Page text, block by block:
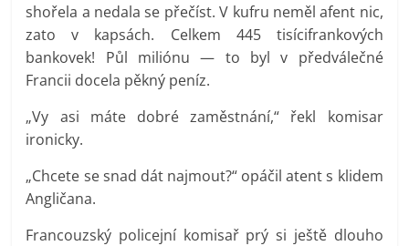
shořela a nedala se přečíst. V kufru neměl afent nic,
zato v kapsách. Celkem 445 tisícifrankových
bankovek! Půl miliónu — to byl v předválečné
Francii docela pěkný peníz.
„Vy asi máte dobré zaměstnání,“ řekl komisar
ironicky.
„Chcete se snad dát najmout?“ opáčil atent s klidem
Angličana.
Francouzský policejní komisař prý si ještě dlouho